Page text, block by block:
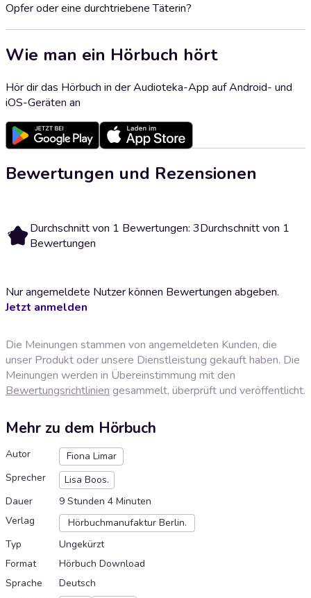
Opfer oder eine durchtriebene Täterin?
Wie man ein Hörbuch hört
Hör dir das Hörbuch in der Audioteka-App auf Android- und
iOS-Geräten an
Bewertungen und Rezensionen
3 Durchschnitt von 1 Bewertungen: 3Durchschnitt von 1
Bewertungen
Nur angemeldete Nutzer können Bewertungen abgeben.
Jetzt anmelden
Die Meinungen stammen von angemeldeten Kunden, die
unser Produkt oder unsere Dienstleistung gekauft haben. Die
Meinungen werden in Übereinstimmung mit den
Bewertungsrichtlinien gesammelt, überprüft und veröffentlicht.
Mehr zu dem Hörbuch
Autor
Fiona Limar
Sprecher
Lisa Boos.
Dauer
9 Stunden 4 Minuten
Verlag
Hörbuchmanufaktur Berlin.
Typ
Ungekürzt
Format
Hörbuch Download
Sprache
Deutsch